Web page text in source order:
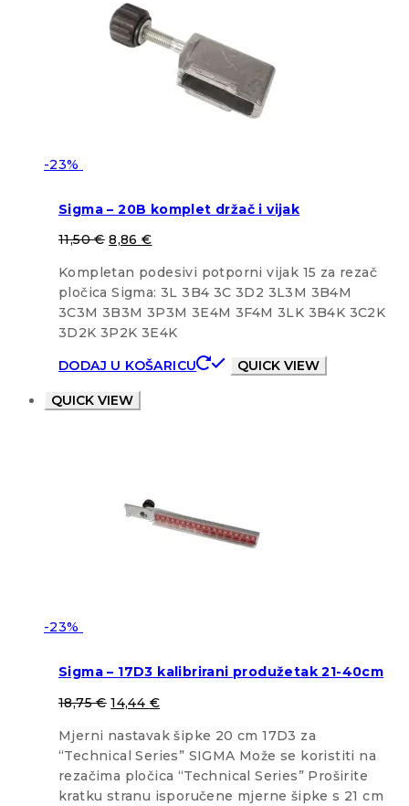
-23%
Sigma – 20B komplet držač i vijak
11,50€ 8,86€
Kompletan podesivi potporni vijak 15 za rezač
pločica Sigma: 3L 3B4 3C 3D2 3L3M 3B4M
3C3M 3B3M 3P3M 3E4M 3F4M 3LK 3B4K 3C2K
3D2K 3P2K 3E4K
DODAJ U KOŠARICU
QUICK VIEW
QUICK VIEW
-23%
Sigma – 17D3 kalibrirani produžetak 21-40cm
18,75€ 14,44 €
Mjerni nastavak šipke 20 cm 17D3 za
“Technical Series” SIGMA Može se koristiti na
rezačima pločica “Technical Series” Proširite
kratku stranu isporučene mjerne šipke s 21 cm